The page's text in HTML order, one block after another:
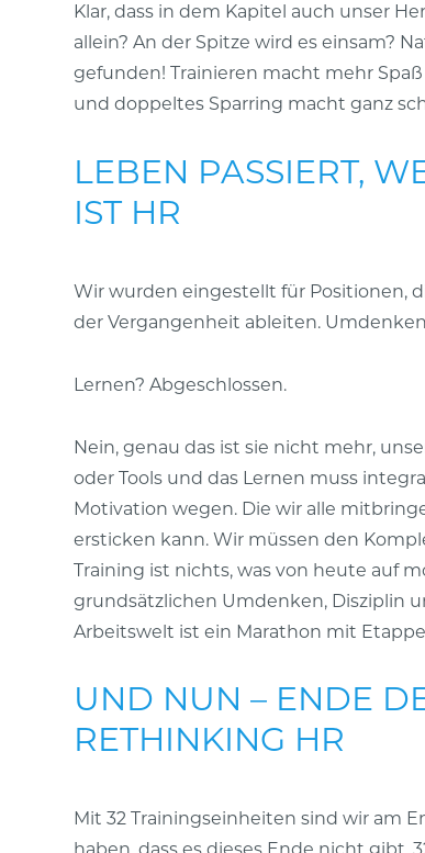
Klar, dass in dem Kapitel auch unser
allein? An der Spitze wird es einsam?
gefunden! Trainieren macht mehr
und doppeltes Sparring macht ganz
LEBEN PASSIERT,
IST HR
Wir wurden eingestellt für Positionen,
der Vergangenheit ableiten.
Lernen? Abgeschlossen.
Nein, genau das ist sie nicht mehr,
oder Tools und das Lernen muss
Motivation wegen. Die wir alle
ersticken kann. Wir müssen den
Training ist nichts, was von heute auf
grundsätzlichen Umdenken, Disziplin
Arbeitswelt ist ein Marathon mit
UND NUN – ENDE
RETHINKING HR
Mit 32 Trainingseinheiten sind wir am